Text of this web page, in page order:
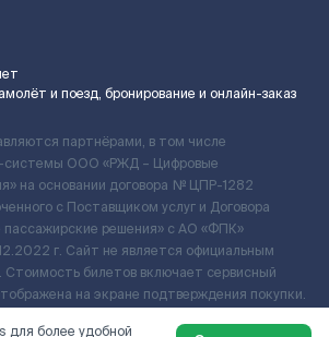
и поезд, бронирование и онлайн-заказ
партнёрами, в том числе
системы ООО «РЖД – Цифровые
на основании договора № ЦПР-1282
с Поставщиком услуг и Договора
решения» c АО «ФПК»
г. Сайт не является официальным
билетов включает сервисный
на экране подтверждения покупки.
для более удобной